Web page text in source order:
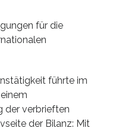
für die
führte im
der verbrieften
der Bilanz: Mit